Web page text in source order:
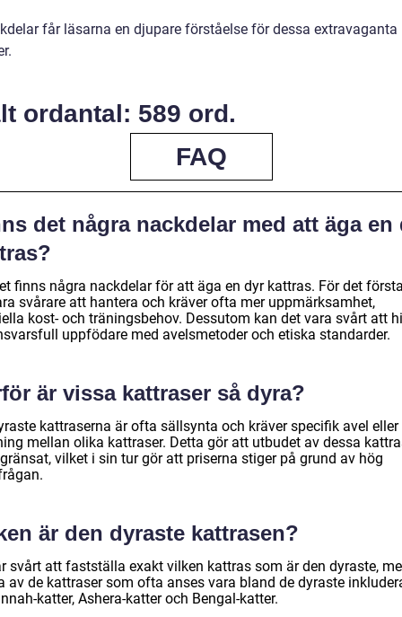
får läsarna en djupare förståelse för dessa extravaganta
ordantal: 589 ord.
FAQ
det några nackdelar med att äga en
finns några nackdelar för att äga en dyr kattras. För det
svårare att hantera och kräver ofta mer uppmärksamhet,
kost- och träningsbehov. Dessutom kan det vara svårt att
uppfödare med avelsmetoder och etiska standarder.
är vissa kattraser så dyra?
kattraserna är ofta sällsynta och kräver specifik avel eller
mellan olika kattraser. Detta gör att utbudet av dessa
vilket i sin tur gör att priserna stiger på grund av hög
är den dyraste kattrasen?
svårt att fastställa exakt vilken kattras som är den dyraste,
av de kattraser som ofta anses vara bland de dyraste
katter, Ashera-katter och Bengal-katter.